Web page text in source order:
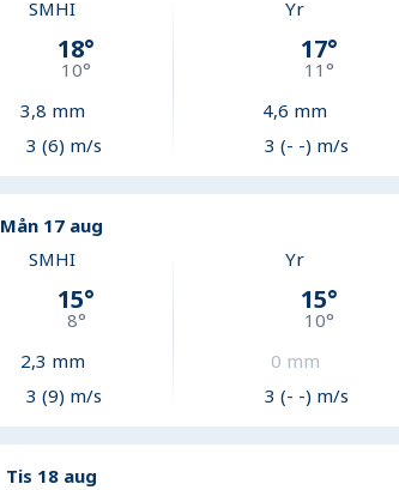
SMHI
18°
10°
3,8 mm
3 (6) m/s
Yr
17°
11 °
4,6 mm
3 (- -) m/s
Mån 17 aug
SMHI
15°
8°
2,3 mm
3 (9) m/s
Yr
15°
10°
0 mm
3 (- -) m/s
Tis 18 aug